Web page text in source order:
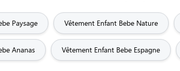
Paysage Vêtement Enfant Bebe Nature
Ananas Vêtement Enfant Bebe Espagne